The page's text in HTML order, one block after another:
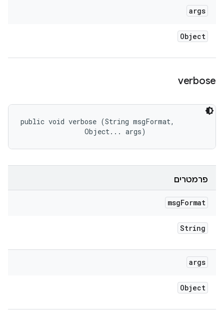
args
Object
verbose
public void verbose (String msgFormat,
                Object... args)
פרמטרים
msgFormat
String
args
Object